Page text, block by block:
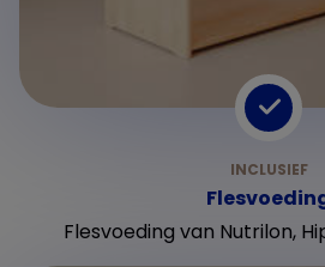
Flesvoeding van Nutrilon,